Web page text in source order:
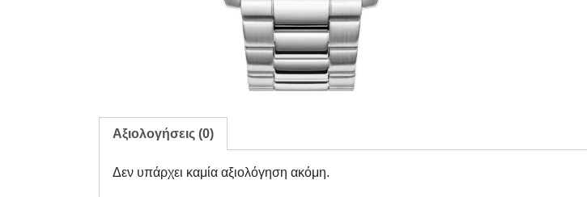
Αξιολογήσεις (0)
Δεν υπάρχει καμία αξιολόγηση ακόμη.